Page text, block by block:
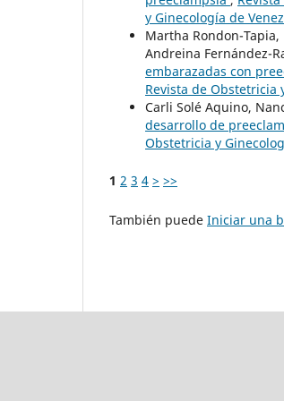
y Ginecología de
Martha Rondon-
Andreina Fernández-
embarazadas con
Revista de Obstetricia
Carli Solé Aquino,
desarrollo de
Obstetricia y
1 2 3 4 > >>
También puede Iniciar una